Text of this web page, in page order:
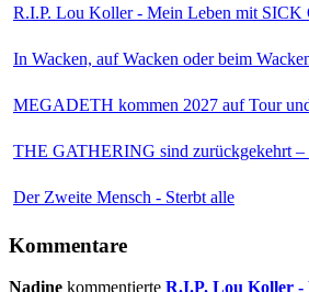
R.I.P. Lou Koller - Mein Leben mit
In Wacken, auf Wacken oder beim
MEGADETH kommen 2027 auf Tour
THE GATHERING sind zurückgekehrt –
Der Zweite Mensch - Sterbt alle
Kommentare
Nadine kommentierte R.I.P. Lou Koller